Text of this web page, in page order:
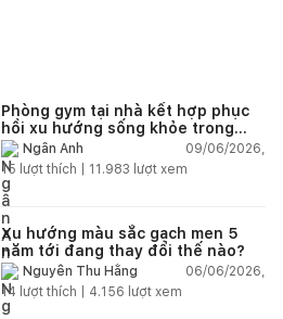
Phòng gym tại nhà kết hợp phục
hồi xu hướng sống khỏe trong
nhà hiện đại
Ngân Anh
09/06/2026,
15 lượt thích | 11.983 lượt xem
Xu hướng màu sắc gạch men 5
năm tới đang thay đổi thế nào?
Nguyễn Thu Hằng
06/06/2026,
14 lượt thích | 4.156 lượt xem